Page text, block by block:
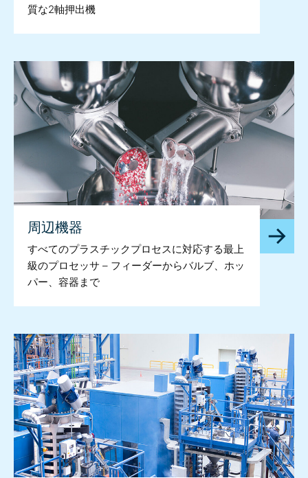
質な2軸押出機
周辺機器
すべてのプラスチックプロセスに対応する最上
級のプロセッサ – フィーダーからバルブ、ホッ
パー、容器まで